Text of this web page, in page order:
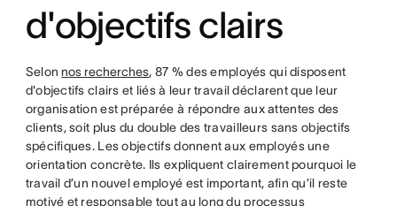
d'objectifs clairs
Selon nos recherches, 87 % des employés qui disposent
d'objectifs clairs et liés à leur travail déclarent que leur
organisation est préparée à répondre aux attentes des
clients, soit plus du double des travailleurs sans objectifs
spécifiques. Les objectifs donnent aux employés une
orientation concrète. Ils expliquent clairement pourquoi le
travail d’un nouvel employé est important, afin qu’il reste
motivé et responsable tout au long du processus